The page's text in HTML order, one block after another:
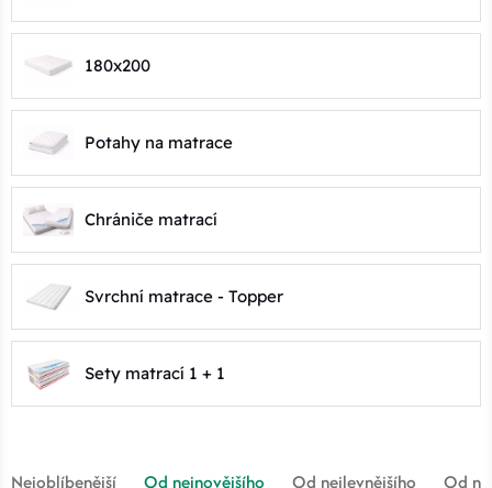
180x200
Potahy na matrace
Chrániče matrací
Svrchní matrace - Topper
Sety matrací 1 + 1
Nejoblíbenější Od nejnovějšího Od nejlevnějšího Od